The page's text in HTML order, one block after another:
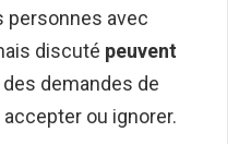
personnes avec
discuté peuvent
demandes de
ou ignorer.